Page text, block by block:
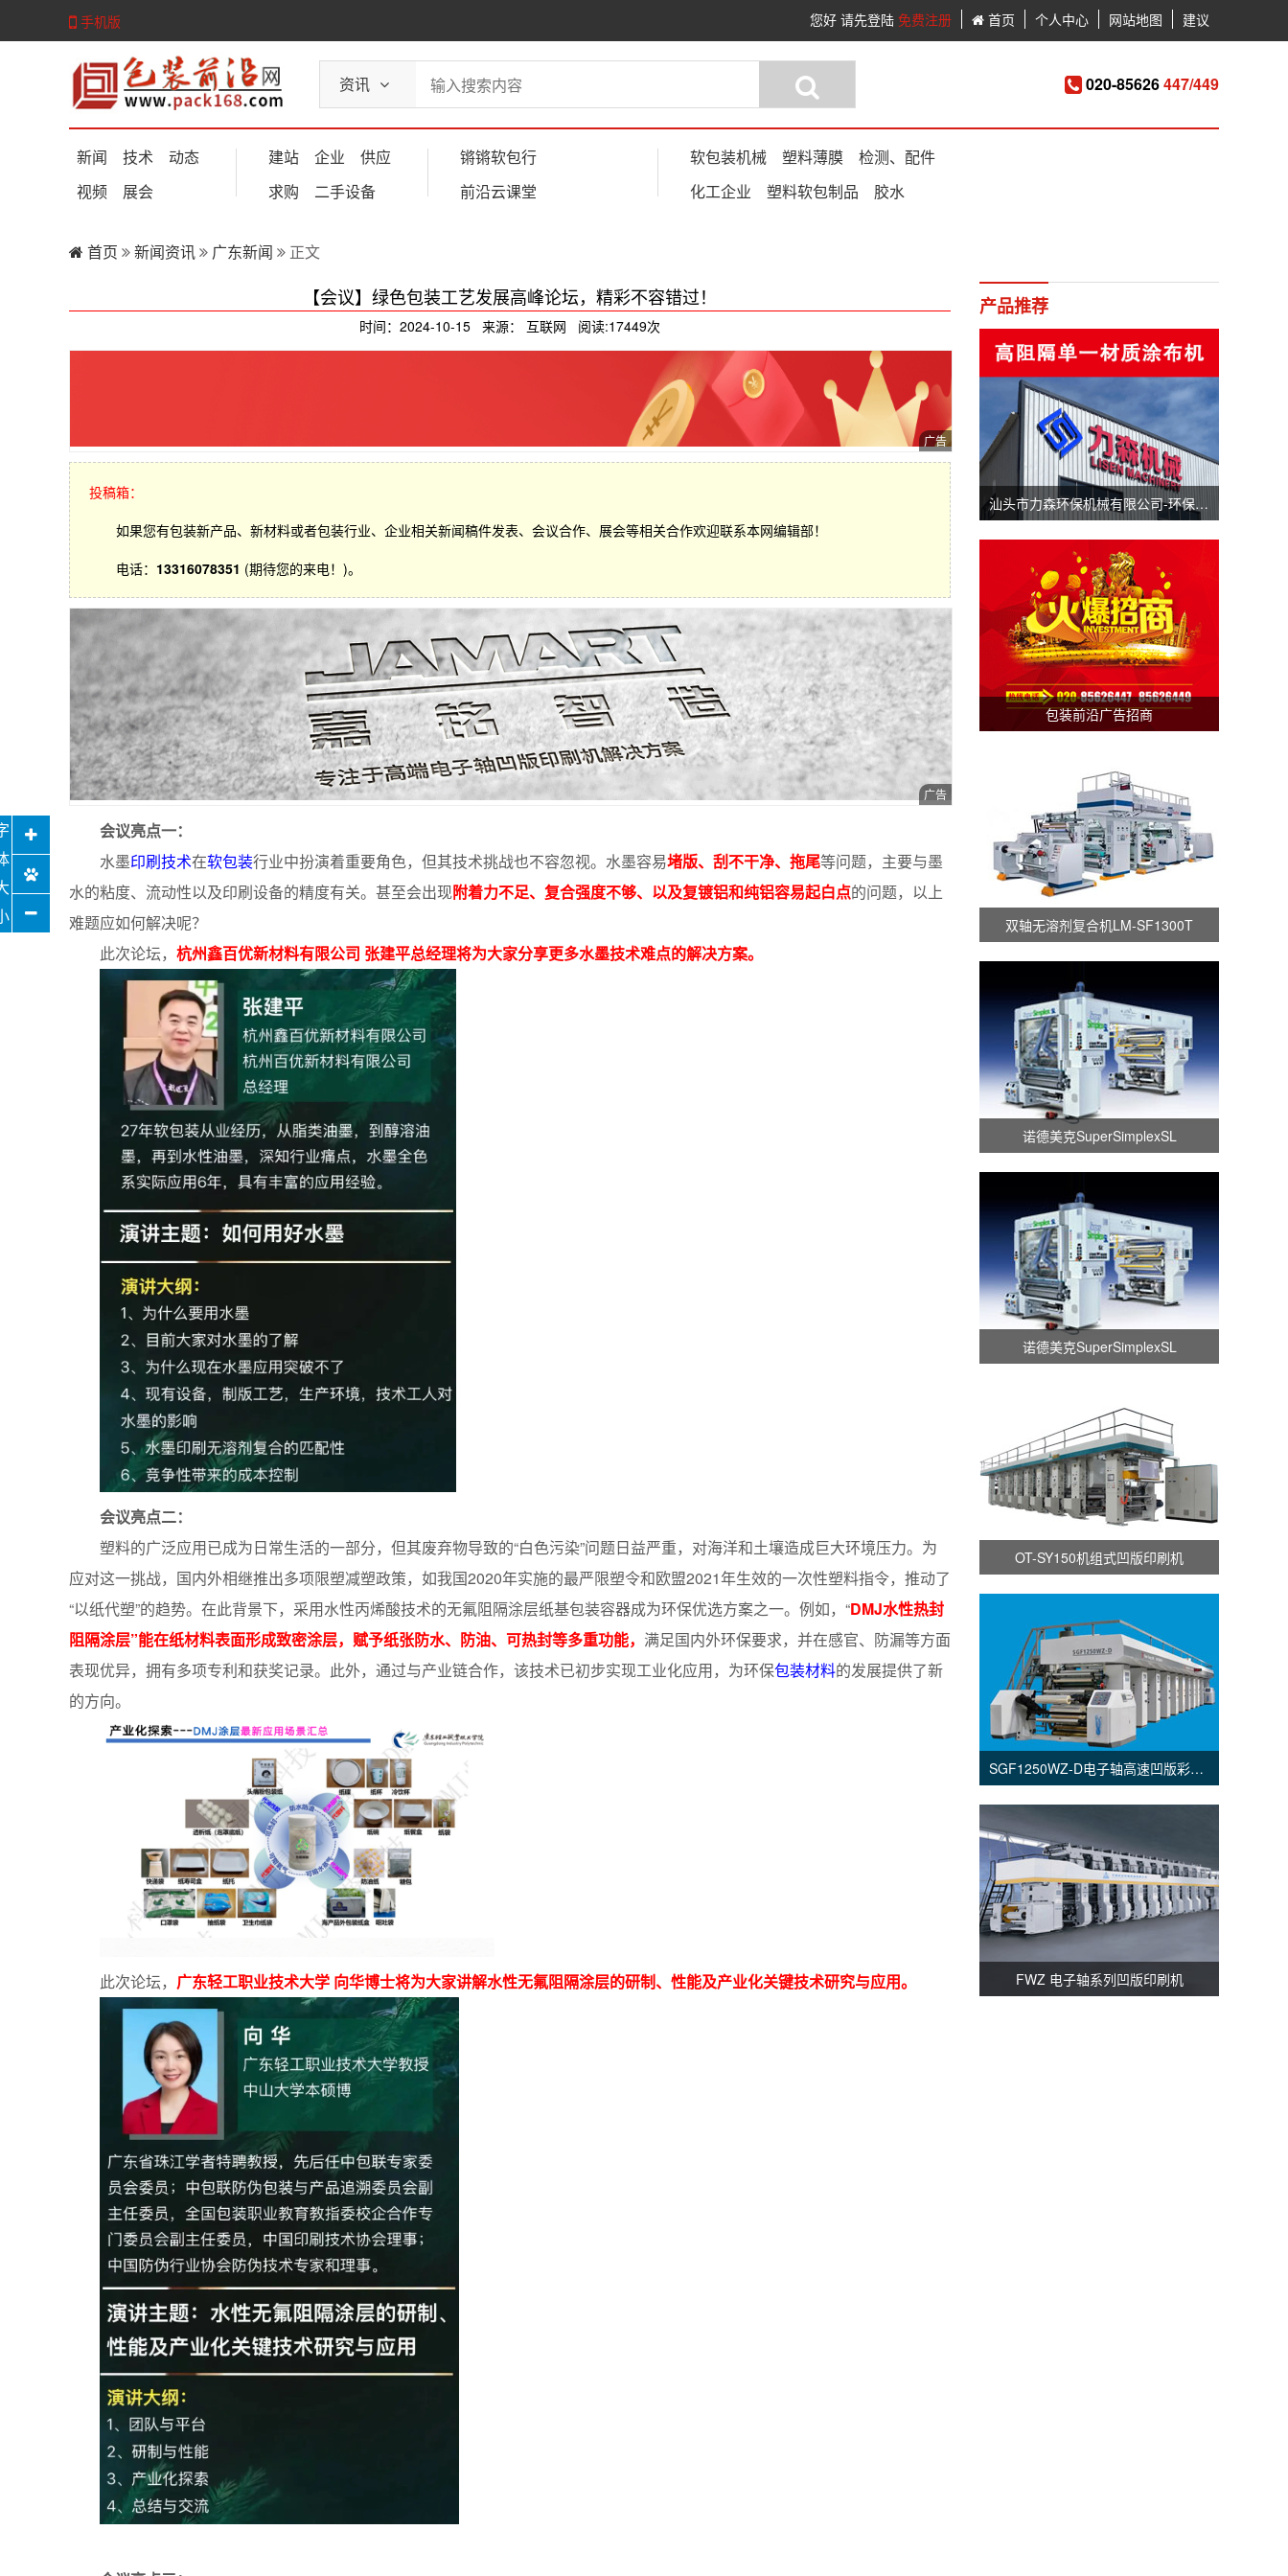
手机版 您好 请先登陆 免费注册 首页 个人中心 网站地图 建议
资讯 020-85626447/449
新闻 技术
动态
视频
展会
建站 企业
供应
求购
二手设备
锵锵软包行
前沿云课堂
软包装机械 塑料薄膜
检测、配件
化工企业
塑料软包制品 胶水
首页 新闻资讯 广东新闻 正文
【会议】绿色包装工艺发展高峰论坛，精彩不容错过！
时间：2024-10-15 来源： 互联网 阅读:17449次
投稿箱：
如果您有包装新产品、新材料或者包装行业、企业相关新闻稿件发表、会议合作、展会等相关合作欢迎联系本网编辑部！
电话： 13316078351 (期待您的来电！)。
会议亮点一：
水墨印刷技术在软包装行业中扮演着重要角色，但其技术挑战也不容忽视。水墨容易堵版、刮不干净、拖尾等问题，主要与墨
水的粘度、流动性以及印刷设备的精度有关。甚至会出现附着力不足、复合强度不够、以及复镀铝和纯铝容易起白点的问题，以上
难题应如何解决呢？
此次论坛， 杭州鑫百优新材料有限公司 张建平总经理将为大家分享更多水墨技术难点的解决方案。
会议亮点二：
塑料的广泛应用已成为日常生活的一部分，但其废弃物导致的“白色污染”问题日益严重，对海洋和土壤造成巨大环境压力。为
应对这一挑战，国内外相继推出多项限塑减塑政策，如我国2020年实施的最严限塑令和欧盟2021年生效的一次性塑料指令，推动了
“以纸代塑”的趋势。在此背景下，采用水性丙烯酸技术的无氟阻隔涂层纸基包装容器成为环保优选方案之一。例如，“DMJ水性热封
阻隔涂层”能在纸材料表面形成致密涂层，赋予纸张防水、防油、可热封等多重功能， 满足国内外环保要求，并在感官、防漏等方面
表现优异，拥有多项专利和获奖记录。此外，通过与产业链合作，该技术已初步实现工业化应用，为环保包装材料的发展提供了新
的方向。
此次论坛， 广东轻工职业技术大学 向华博士将为大家讲解水性无氟阻隔涂层的研制、性能及产业化关键技术研究与应用。
产品推荐
汕头市力森环保机械有限公司-环保分切机-汕头涂布机
包装前沿广告招商
双轴无溶剂复合机LM-SF1300T
诺德美克SuperSimplexSL
诺德美克SuperSimplexSL
OT-SY150机组式凹版印刷机
SGF1250WZ-D电子轴高速凹版彩印机
FWZ 电子轴系列凹版印刷机